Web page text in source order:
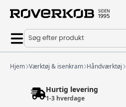
Søg efter produkt
Hjem Værktøj & isenkram Håndværktøj
Hurtig levering
1-3 hverdage